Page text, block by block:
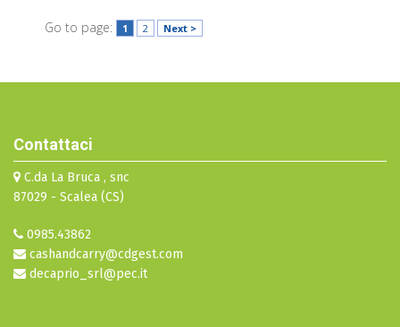
Go to page: 1 2 Next >
Contattaci
C.da La Bruca , snc
87029 - Scalea (CS)
0985.43862
cashandcarry@cdgest.com
decaprio_srl@pec.it